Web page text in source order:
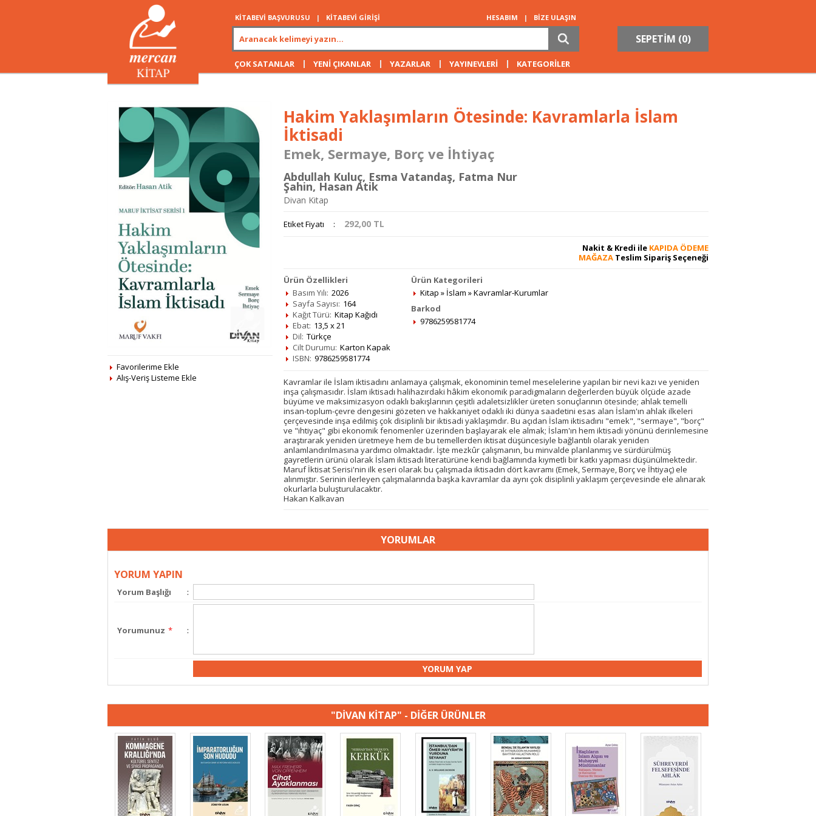
KİTABEVİ BAŞVURUSU | KİTABEVİ GİRİŞİ HESABIM | BİZE ULAŞIN
SEPETİM (0)
ÇOK SATANLAR | YENİ ÇIKANLAR | YAZARLAR | YAYINEVLERİ | KATEGORİLER
Favorilerime Ekle
Alış-Veriş Listeme Ekle
Hakim Yaklaşımların Ötesinde: Kavramlarla İslam
İktisadi
Emek, Sermaye, Borç ve İhtiyaç
Abdullah Kuluç, Esma Vatandaş, Fatma Nur
Şahin, Hasan Atik
Divan Kitap
Etiket Fiyatı : 292,00 TL
Nakit & Kredi ile KAPIDA ÖDEME
MAĞAZA Teslim Sipariş Seçeneği
Ürün Özellikleri
Basım Yılı: 2026
Sayfa Sayısı: 164
Kağıt Türü: Kitap Kağıdı
Ebat: 13,5 x 21
Dil: Türkçe
Cilt Durumu: Karton Kapak
ISBN: 9786259581774
Ürün Kategorileri
Kitap » İslam »Kavramlar-Kurumlar
Barkod
9786259581774
Kavramlar ile İslam iktisadını anlamaya çalışmak, ekonominin temel meselelerine yapılan bir nevi kazı ve yeniden
inşa çalışmasıdır. İslam iktisadı halihazırdaki hâkim ekonomik paradigmaların değerlerden büyük ölçüde azade
büyüme ve maksimizasyon odaklı bakışlarının çeşitli adaletsizlikler üreten sonuçlarının ötesinde; ahlak temelli
insan-toplum-çevre dengesini gözeten ve hakkaniyet odaklı iki dünya saadetini esas alan İslam'ın ahlak ilkeleri
çerçevesinde inşa edilmiş çok disiplinli bir iktisadi yaklaşımdır. Bu açıdan İslam iktisadını "emek", "sermaye", "borç"
ve "ihtiyaç" gibi ekonomik fenomenler üzerinden başlayarak ele almak; İslam'ın hem iktisadi yönünü derinlemesine
araştırarak yeniden üretmeye hem de bu temellerden iktisat düşüncesiyle bağlantılı olarak yeniden
anlamlandırılmasına yardımcı olmaktadır. İşte mezkûr çalışmanın, bu minvalde planlanmış ve sürdürülmüş
gayretlerin ürünü olarak İslam iktisadı literatürüne kendi bağlamında kıymetli bir katkı yapması düşünülmektedir.
Maruf İktisat Serisi'nin ilk eseri olarak bu çalışmada iktisadın dört kavramı (Emek, Sermaye, Borç ve İhtiyaç) ele
alınmıştır. Serinin ilerleyen çalışmalarında başka kavramlar da aynı çok disiplinli yaklaşım çerçevesinde ele alınarak
okurlarla buluşturulacaktır.
Hakan Kalkavan
YORUMLAR
YORUM YAPIN
Yorum Başlığı :
Yorumunuz * :
"DİVAN KİTAP" - DİĞER ÜRÜNLER